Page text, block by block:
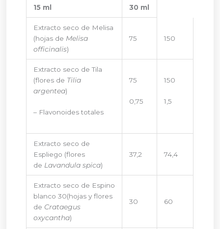
15 ml 30 ml
Extracto seco de Melisa
(hojas de Melisa
officinalis)
75 150
Extracto seco de Tila
(flores de Tilia
argentea)
– Flavonoides totales
75
0,75
150
1,5
Extracto seco de
Espliego (flores
de Lavandula spica)
37,2 74,4
Extracto seco de Espino
blanco 30(hojas y flores
de Crataegus
oxycantha)
30 60